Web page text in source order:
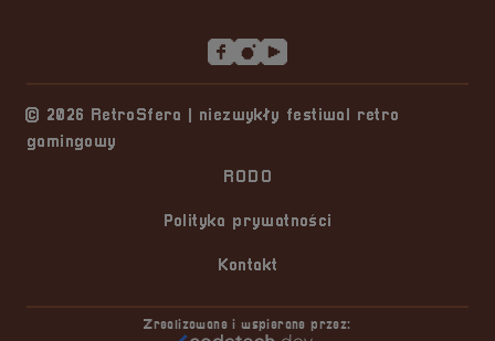
© 2026 RetroSfera | niezwykły festiwal retro
gamingowy
RODO
Polityka prywatności
Kontakt
Zrealizowane i wspierane przez: